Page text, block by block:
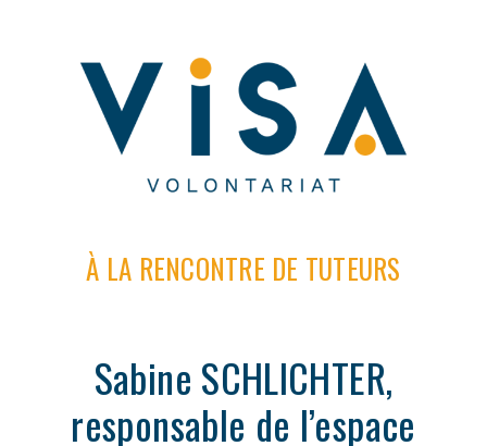
À LA RENCONTRE DE TUTEURS
Sabine SCHLICHTER,
responsable de l’espace